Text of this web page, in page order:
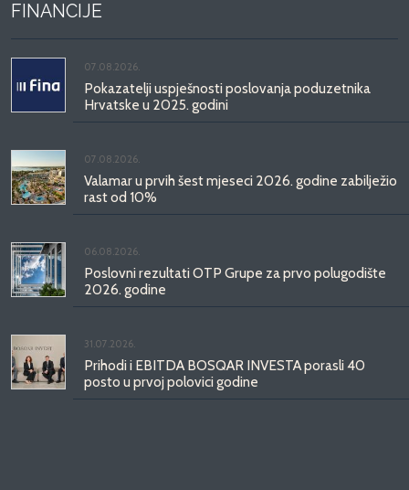
FINANCIJE
07.08.2026.
Pokazatelji uspješnosti poslovanja poduzetnika
Hrvatske u 2025. godini
07.08.2026.
Valamar u prvih šest mjeseci 2026. godine zabilježio
rast od 10%
06.08.2026.
Poslovni rezultati OTP Grupe za prvo polugodište
2026. godine
31.07.2026.
Prihodi i EBITDA BOSQAR INVESTA porasli 40
posto u prvoj polovici godine